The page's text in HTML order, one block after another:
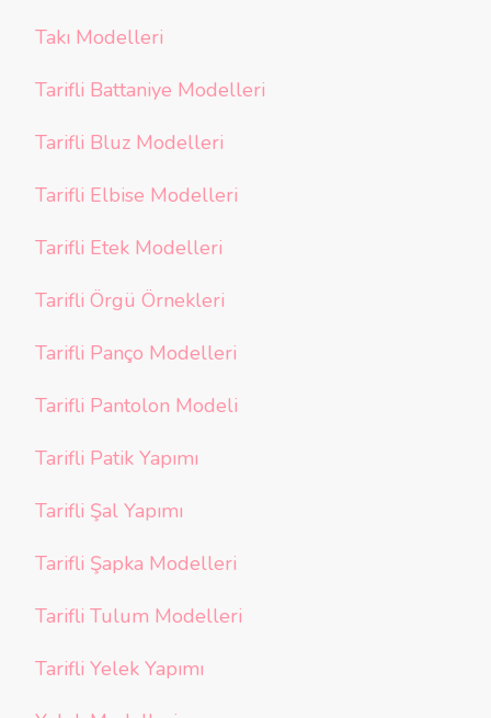
Takı Modelleri
Tarifli Battaniye Modelleri
Tarifli Bluz Modelleri
Tarifli Elbise Modelleri
Tarifli Etek Modelleri
Tarifli Örgü Örnekleri
Tarifli Panço Modelleri
Tarifli Pantolon Modeli
Tarifli Patik Yapımı
Tarifli Şal Yapımı
Tarifli Şapka Modelleri
Tarifli Tulum Modelleri
Tarifli Yelek Yapımı